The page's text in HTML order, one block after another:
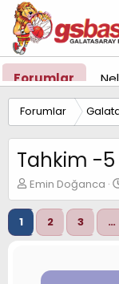
Forumlar
Forumlar
Tahkim -5
K
o
n
u
y
Emin Doğanca
1 2 3 …